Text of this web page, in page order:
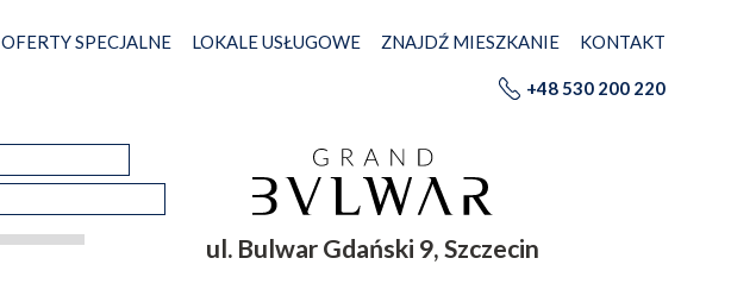
OFERTY SPECJALNE LOKALE USŁUGOWE ZNAJDŹ MIESZKANIE KONTAKT
+48 530 200 220
ul. Bulwar Gdański 9, Szczecin